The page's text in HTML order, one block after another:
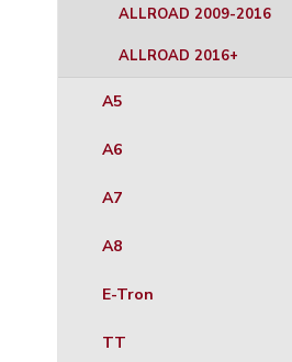
ALLROAD 2009-2016
ALLROAD 2016+
A5
A6
A7
A8
E-Tron
TT